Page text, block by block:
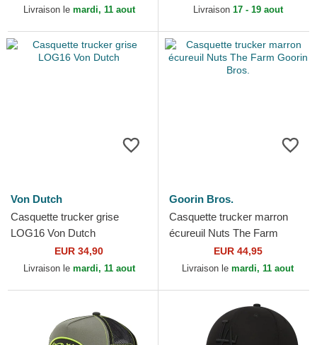
Yankees MLB New Era
Livraison le mardi, 11 aout
MLB New Era
Livraison 17 - 19 aout
Von Dutch
Casquette trucker grise
LOG16 Von Dutch
EUR 34,90
Livraison le mardi, 11 aout
Goorin Bros.
Casquette trucker marron
écureuil Nuts The Farm
Goorin Bros.EUR 44,95
Livraison le mardi, 11 aout